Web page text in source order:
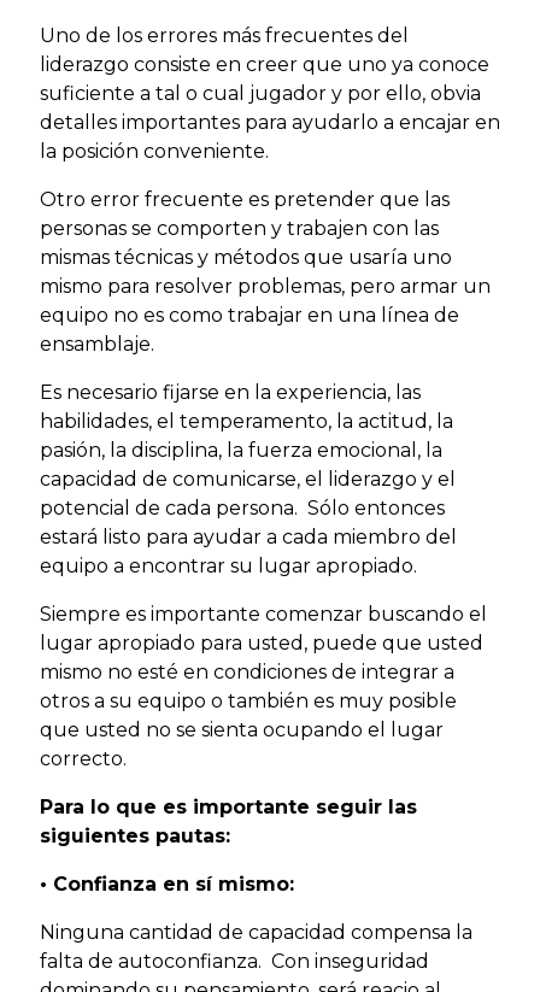
Uno de los errores más frecuentes del
liderazgo consiste en creer que uno ya conoce
suficiente a tal o cual jugador y por ello, obvia
detalles importantes para ayudarlo a encajar en
la posición conveniente.
Otro error frecuente es pretender que las
personas se comporten y trabajen con las
mismas técnicas y métodos que usaría uno
mismo para resolver problemas, pero armar un
equipo no es como trabajar en una línea de
ensamblaje.
Es necesario fijarse en la experiencia, las
habilidades, el temperamento, la actitud, la
pasión, la disciplina, la fuerza emocional, la
capacidad de comunicarse, el liderazgo y el
potencial de cada persona. Sólo entonces
estará listo para ayudar a cada miembro del
equipo a encontrar su lugar apropiado.
Siempre es importante comenzar buscando el
lugar apropiado para usted, puede que usted
mismo no esté en condiciones de integrar a
otros a su equipo o también es muy posible
que usted no se sienta ocupando el lugar
correcto.
Para lo que es importante seguir las
siguientes pautas:
• Confianza en sí mismo:
Ninguna cantidad de capacidad compensa la
falta de autoconfianza. Con inseguridad